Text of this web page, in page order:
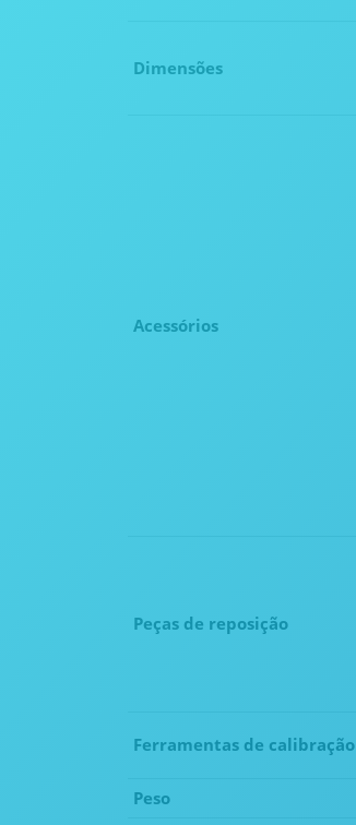
Dimensões
Acessórios
Peças de reposição
Ferramentas de calibração
Peso